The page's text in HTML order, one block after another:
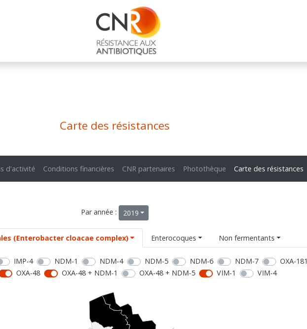
Carte des résistances
d'activité Conditions financières CNR partenaires Photothèque Carte des résistances
Par année : 2019
(Enterobacter cloacae complex) Enterocoques Non fermentants
IMP-4 NDM-1 NDM-4 NDM-5 NDM-6 NDM-7 OXA-181
OXA-48 OXA-48 + NDM-1 OXA-48 + NDM-5 VIM-1 VIM-4